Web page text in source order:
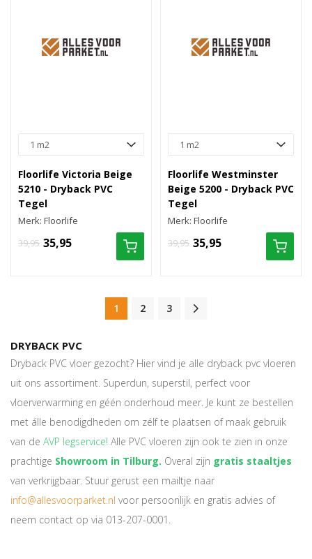
Floorlife Victoria Beige
5210 - Dryback PVC
Tegel
Merk: Floorlife
39,95 35,95
Floorlife Westminster
Beige 5200 - Dryback PVC
Tegel
Merk: Floorlife
39,95 35,95
1 2 3
DRYBACK PVC
Dryback PVC vloer gezocht? Hier vind je alle dryback pvc vloeren
uit ons assortiment. Superdun, superstil, perfect voor
vloerverwarming en géén onderhoud meer. Je kunt ze bestellen
met álle benodigdheden om zélf te plaatsen of maak gebruik
van de AVP legservice! Alle PVC vloeren zijn ook te zien in onze
prachtige Showroom in Tilburg. Overal zijn gratis staaltjes
van verkrijgbaar. Stuur gerust een mailtje naar
info@allesvoorparket.nl voor persoonlijk en gratis advies of
neem contact op via 013-207-0001.